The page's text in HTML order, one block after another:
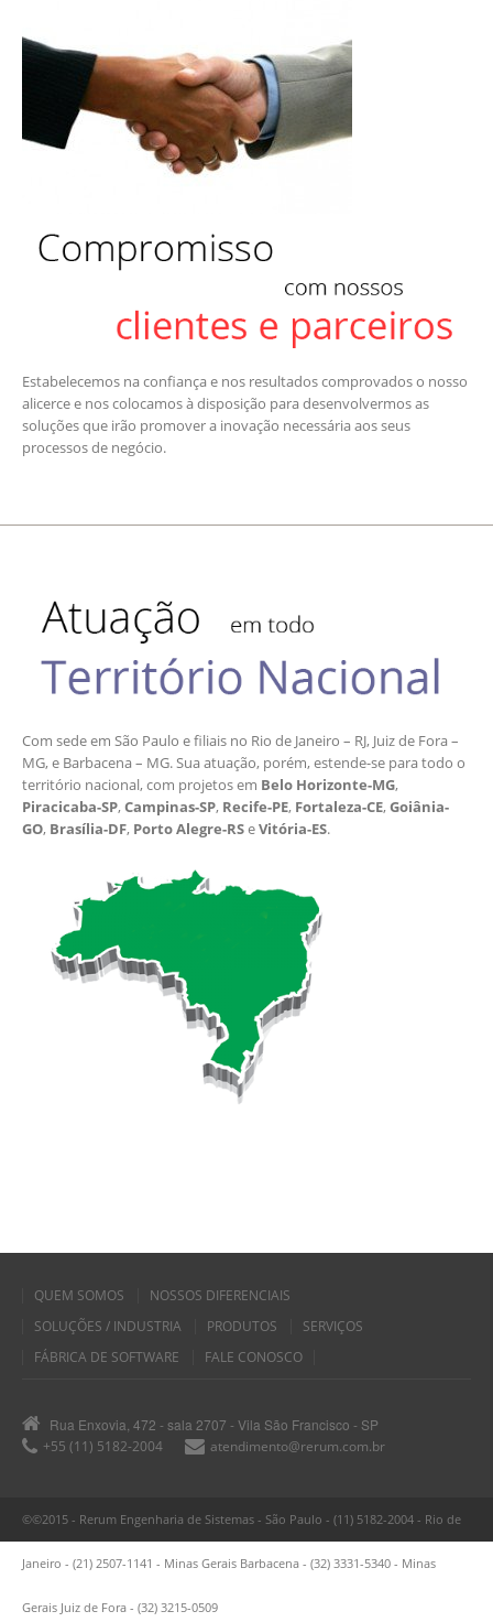
Estabelecemos na confiança e nos resultados comprovados o nosso
alicerce e nos colocamos à disposição para desenvolvermos as
soluções que irão promover a inovação necessária aos seus
processos de negócio.
Com sede em São Paulo e filiais no Rio de Janeiro – RJ, Juiz de Fora –
MG, e Barbacena – MG. Sua atuação, porém, estende-se para todo o
território nacional, com projetos em Belo Horizonte-MG,
Piracicaba-SP,Campinas-SP, Recife-PE, Fortaleza-CE,Goiânia-
GO, Brasília-DF, Porto Alegre-RSeVitória-ES.
QUEM SOMOS
NOSSOS DIFERENCIAIS
SOLUÇÕES / INDUSTRIA
PRODUTOS
SERVIÇOS
FÁBRICA DE SOFTWARE
FALE CONOSCO
Rua Enxovia, 472 - sala 2707 - Vila São Francisco - SP
+55 (11) 5182-2004
atendimento@rerum.com.br
©©2015 - Rerum Engenharia de Sistemas - São Paulo - (11) 5182-2004 - Rio de
Janeiro - (21) 2507-1141 - Minas Gerais Barbacena - (32) 3331-5340 - Minas
Gerais Juiz de Fora - (32) 3215-0509